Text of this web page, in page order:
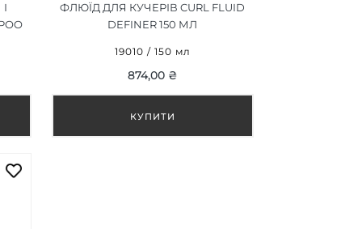
ФЛЮЇД ДЛЯ КУЧЕРІВ CURL FLUID
DEFINER 150 МЛ
19010 / 150 мл
874,00 ₴